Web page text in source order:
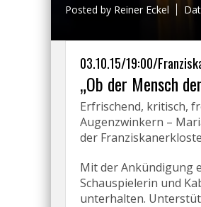
Posted by Reiner Eckel
03.10.15/19:00/
„Ob der Mensch
Erfrischend, kritisch,
Augenzwinkern –
der
Mit der Ankündigung
Schauspielerin und
unterhalten.